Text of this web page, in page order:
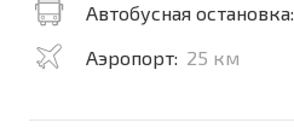
Автобусная остановка:
Аэропорт: 25 км